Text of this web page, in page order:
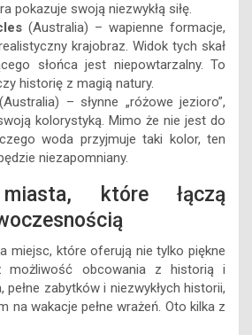
pokazuje swoją niezwykłą siłę.
(Australia) – wapienne formacje,
krajobraz. Widok tych skał
słońca jest niepowtarzalny. To
historię z magią natury.
– słynne „różowe jezioro”,
kolorystyką. Mimo że nie jest do
woda przyjmuje taki kolor, ten
niezapomniany.
miasta, które łączą
miejsc, które oferują nie tylko piękne
możliwość obcowania z historią i
pełne zabytków i niezwykłych historii,
na wakacje pełne wrażeń. Oto kilka z